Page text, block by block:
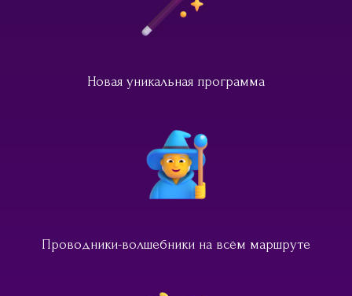
Новая уникальная программа
Проводники-волшебники на всём маршруте